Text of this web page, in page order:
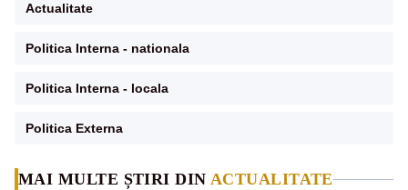
MAI MULTE ȘTIRI DIN ACTUALITATE
Actualitate
Politica Interna - nationala
Politica Interna - locala
Politica Externa